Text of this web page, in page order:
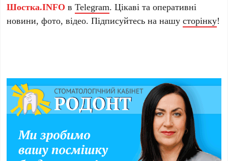
Шостка.INFO вTelegram. Цікаві та оперативні
новини, фото, відео. Підписуйтесь на нашусторінку!